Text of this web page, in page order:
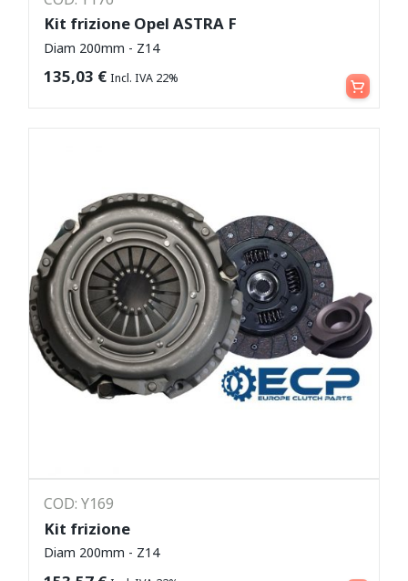
Kit frizione Opel ASTRA F
Diam 200mm - Z14
135,03 € Incl. IVA 22% Leggi tutto
COD: Y169
Kit frizione
Diam 200mm - Z14